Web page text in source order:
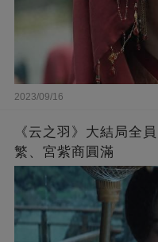
2023/09/16
《云之羽》大結局全
繁、宮紫商圓滿